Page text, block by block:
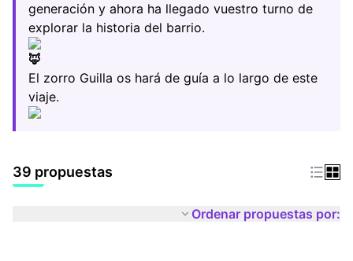
generación y ahora ha llegado vuestro turno de
explorar la historia del barrio.
El zorro Guilla os hará de guía a lo largo de este
viaje.
39 propuestas
Ordenar propuestas por: